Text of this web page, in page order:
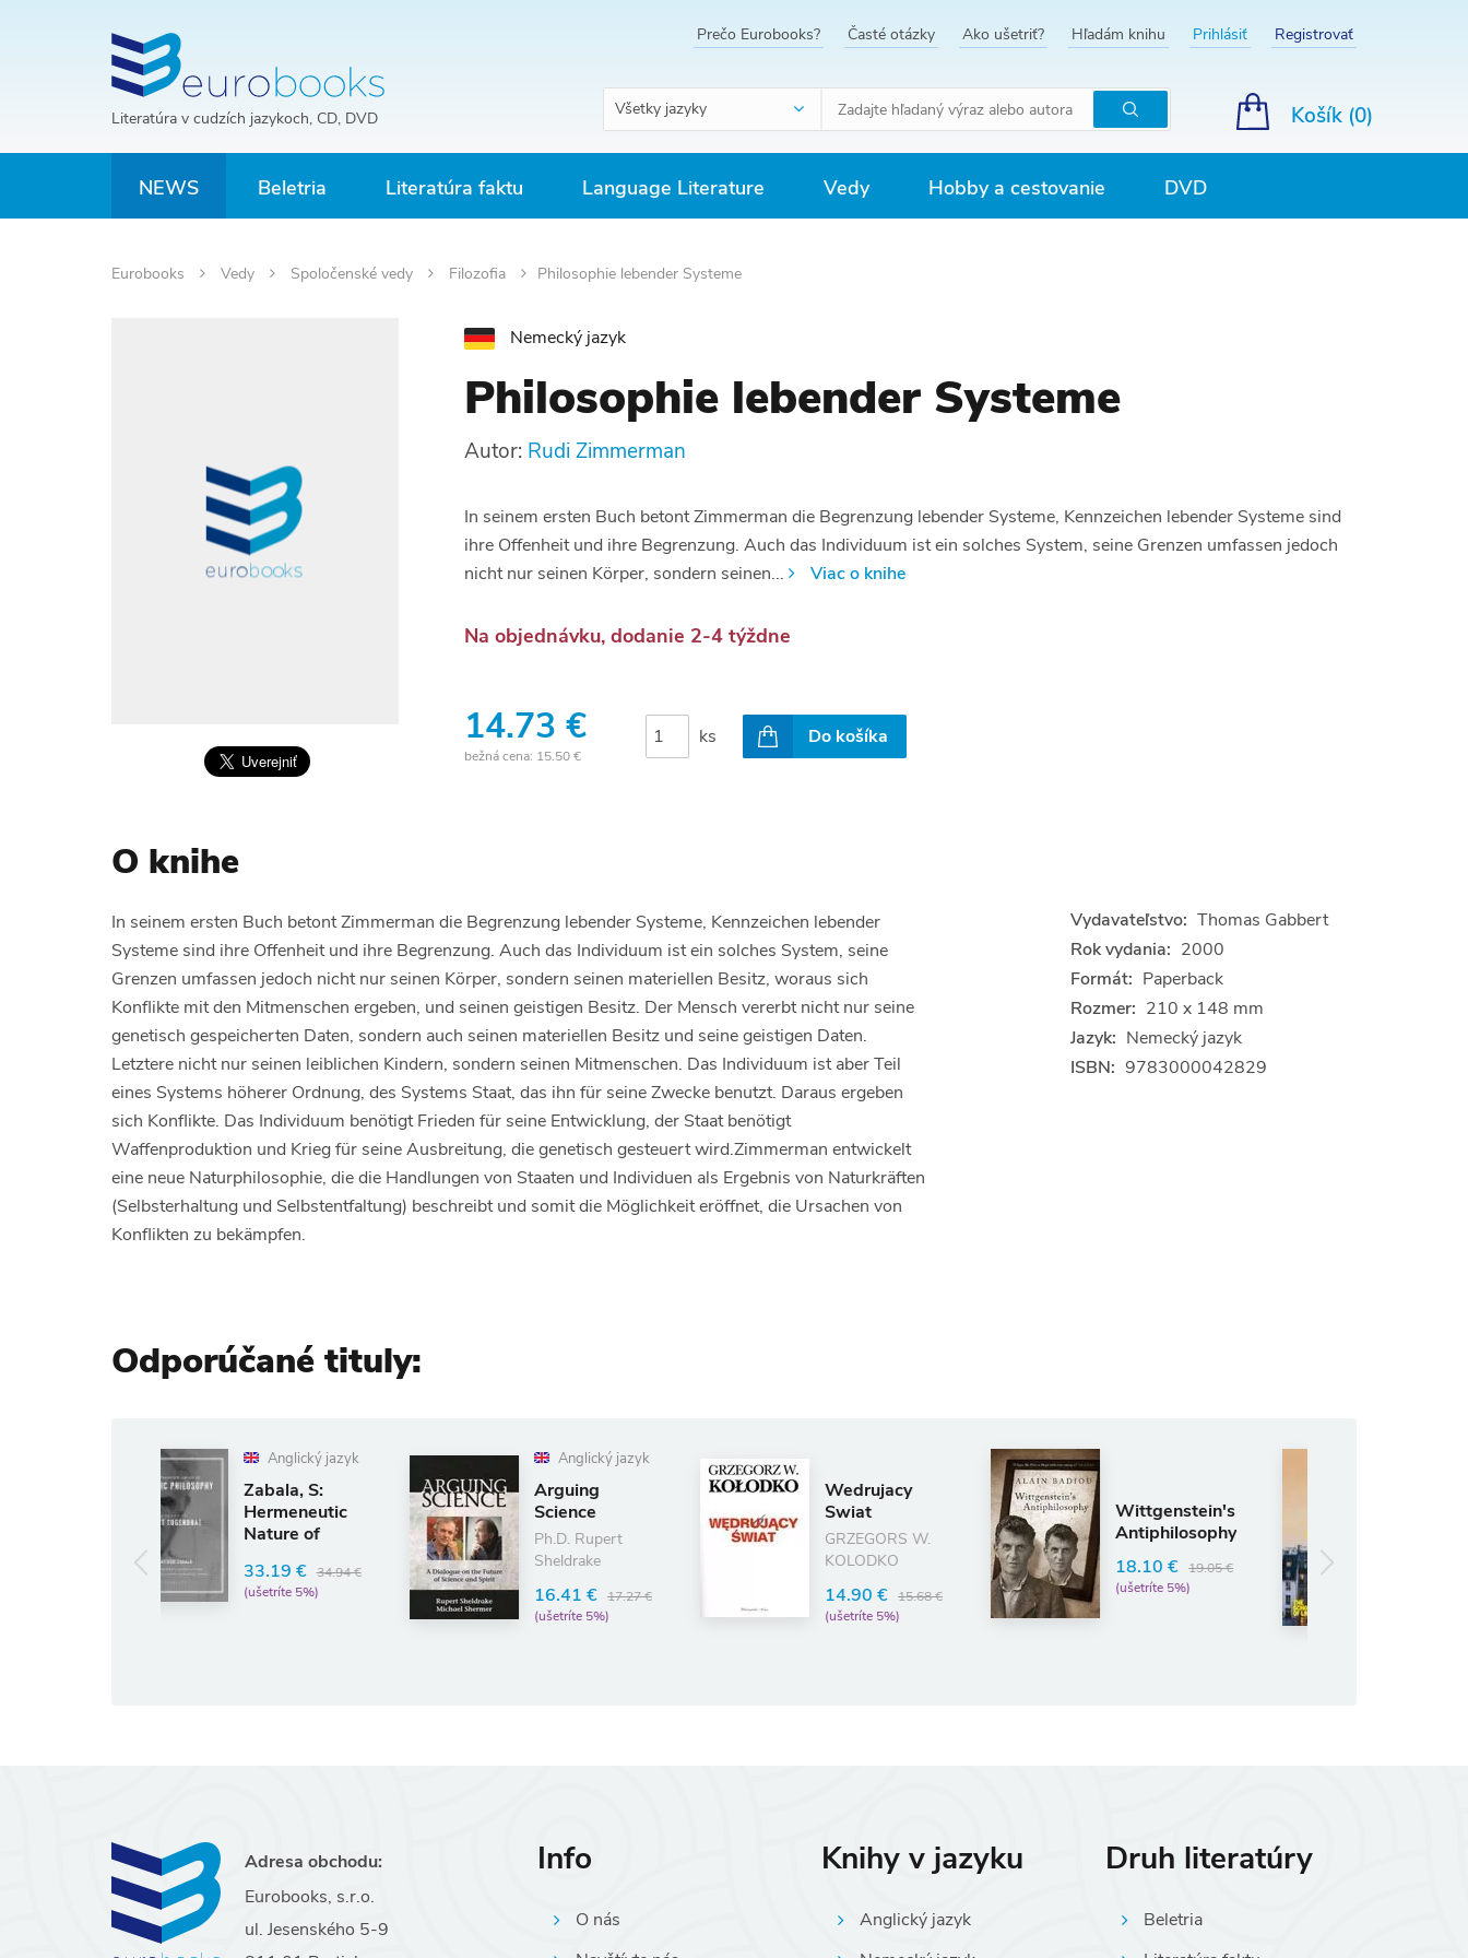
Literatúra v cudzích jazykoch, CD, DVD
Prečo Eurobooks? Časté otázky Ako ušetriť? Hľadám knihu Prihlásiť Registrovať
Všetky jazyky
Hľadať
Košík (0)
NEWS Beletria Literatúra faktu Language Literature Vedy Hobby a cestovanie DVD
Eurobooks Vedy Spoločenské vedy Filozofia Philosophie lebender Systeme
Nemecký jazyk
Philosophie lebender Systeme
Autor: Rudi Zimmerman
In seinem ersten Buch betont Zimmerman die Begrenzung lebender Systeme, Kennzeichen lebender Systeme sind
ihre Offenheit und ihre Begrenzung. Auch das Individuum ist ein solches System, seine Grenzen umfassen jedoch
nicht nur seinen Körper, sondern seinen...
Viac o knihe
Na objednávku, dodanie 2-4 týždne
14.73 €
bežná cena: 15.50 €
ks Do košíka
O knihe
In seinem ersten Buch betont Zimmerman die Begrenzung lebender Systeme, Kennzeichen lebender
Systeme sind ihre Offenheit und ihre Begrenzung. Auch das Individuum ist ein solches System, seine
Grenzen umfassen jedoch nicht nur seinen Körper, sondern seinen materiellen Besitz, woraus sich
Konflikte mit den Mitmenschen ergeben, und seinen geistigen Besitz. Der Mensch vererbt nicht nur seine
genetisch gespeicherten Daten, sondern auch seinen materiellen Besitz und seine geistigen Daten.
Letztere nicht nur seinen leiblichen Kindern, sondern seinen Mitmenschen. Das Individuum ist aber Teil
eines Systems höherer Ordnung, des Systems Staat, das ihn für seine Zwecke benutzt. Daraus ergeben
sich Konflikte. Das Individuum benötigt Frieden für seine Entwicklung, der Staat benötigt
Waffenproduktion und Krieg für seine Ausbreitung, die genetisch gesteuert wird.Zimmerman entwickelt
eine neue Naturphilosophie, die die Handlungen von Staaten und Individuen als Ergebnis von Naturkräften
(Selbsterhaltung und Selbstentfaltung) beschreibt und somit die Möglichkeit eröffnet, die Ursachen von
Konflikten zu bekämpfen.
Vydavateľstvo: Thomas Gabbert
Rok vydania: 2000
Formát: Paperback
Rozmer: 210 x 148 mm
Jazyk: Nemecký jazyk
ISBN: 9783000042829
Odporúčané tituly:
Anglický jazyk
Hermeneutic
Analytic
Philosophy - A
33.19 € 34.94 €
Anglický jazyk
Arguing
Science
Ph.D. Rupert
Sheldrake
16.41 € 17.27 €
(ušetríte 5%)
Wedrujacy
GRZEGORS W.
(ušetríte 5%)
Wittgenstein's
Antiphilosophy
18.10 € 19.05 €
(ušetríte 5%)
Michael R. Foley
10.43 €
(ušetríte 5%)
Adresa obchodu:
Eurobooks, s.r.o.
ul. Jesenského 5-9
Info
O nás
Knihy v jazyku
Anglický jazyk
Druh literatúry
Beletria